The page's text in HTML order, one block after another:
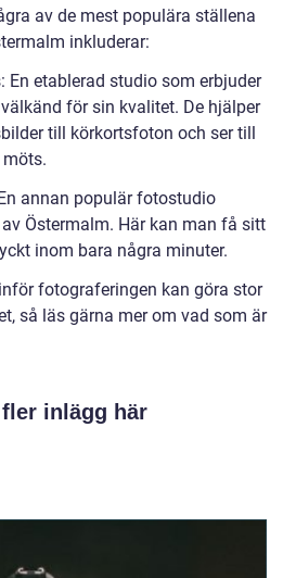
av de mest populära ställena
inkluderar:
etablerad studio som erbjuder
för sin kvalitet. De hjälper
till körkortsfoton och ser till
annan populär fotostudio
Östermalm. Här kan man få sitt
inom bara några minuter.
fotograferingen kan göra stor
så läs gärna mer om vad som är
inlägg här